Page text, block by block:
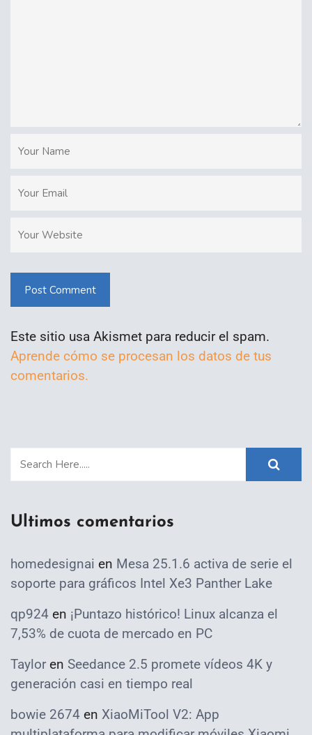
Post Comment
Este sitio usa Akismet para reducir el spam.
Aprende cómo se procesan los datos de tus
comentarios.
Ultimos comentarios
homedesignai en Mesa 25.1.6 activa de serie el
soporte para gráficos Intel Xe3 Panther Lake
qp924 en ¡Puntazo histórico! Linux alcanza el
7,53% de cuota de mercado en PC
Taylor en Seedance 2.5 promete vídeos 4K y
generación casi en tiempo real
bowie 2674 en XiaoMiTool V2: App